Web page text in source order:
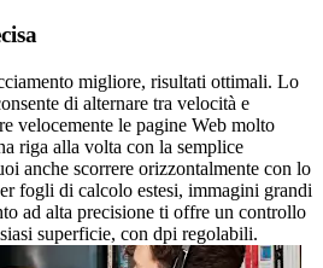
migliore, risultati ottimali. Lo
di alternare tra velocità e
velocemente le pagine Web molto
riga alla volta con la semplice
anche scorrere orizzontalmente con lo
fogli di calcolo estesi, immagini grandi
ad alta precisione ti offre un controllo
superficie, con dpi regolabili.